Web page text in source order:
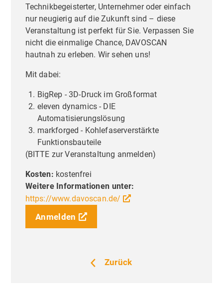
Technikbegeisterter, Unternehmer oder einfach
nur neugierig auf die Zukunft sind – diese
Veranstaltung ist perfekt für Sie. Verpassen Sie
nicht die einmalige Chance, DAVOSCAN
hautnah zu erleben. Wir sehen uns!
Mit dabei:
BigRep - 3D-Druck im Großformat
eleven dynamics - DIE
Automatisierungslösung
markforged - Kohlefaserverstärkte
Funktionsbauteile
(BITTE zur Veranstaltung anmelden)
Kosten: kostenfrei
Weitere Informationen unter:
https://www.davoscan.de/
Anmelden
Zurück
Liebe Besucher,
Diese Seite nutzt Website Tracking-
Technologien von Dritten, um ihre
Dienste anzubieten, stetig zu verbessern
damit einverstanden und kann meine